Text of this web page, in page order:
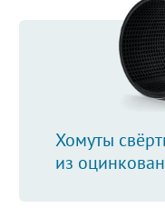
Хомуты
из